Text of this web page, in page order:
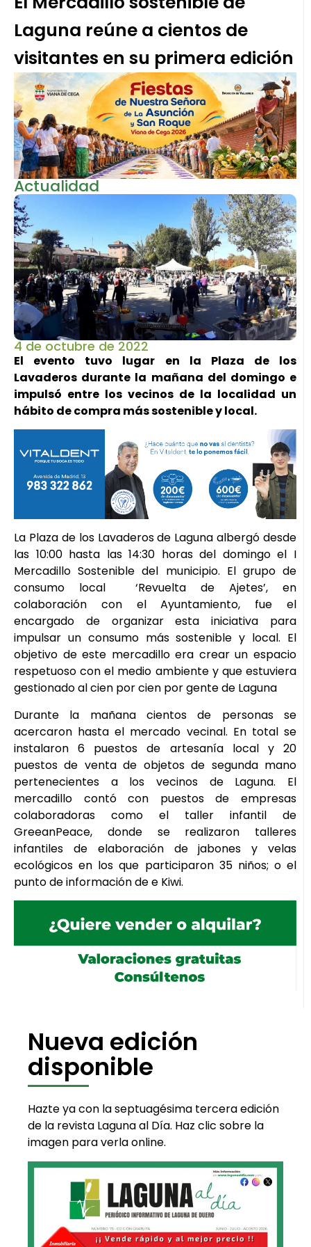
Laguna reúne a cientos de
visitantes en su primera edición
Actualidad
4 de octubre de 2022
El evento tuvo lugar en la Plaza de los
Lavaderos durante la mañana del domingo e
impulsó entre los vecinos de la localidad un
hábito de compra más sostenible y local.
La Plaza de los Lavaderos de Laguna albergó desde
las 10:00 hasta las 14:30 horas del domingo el I
Mercadillo Sostenible del municipio. El grupo de
consumo local ‘Revuelta de Ajetes’, en
colaboración con el Ayuntamiento, fue el
encargado de organizar esta iniciativa para
impulsar un consumo más sostenible y local. El
objetivo de este mercadillo era crear un espacio
respetuoso con el medio ambiente y que estuviera
gestionado al cien por cien por gente de Laguna
Durante la mañana cientos de personas se
acercaron hasta el mercado vecinal. En total se
instalaron 6 puestos de artesanía local y 20
puestos de venta de objetos de segunda mano
pertenecientes a los vecinos de Laguna. El
mercadillo contó con puestos de empresas
colaboradoras como el taller infantil de
GreeanPeace, donde se realizaron talleres
infantiles de elaboración de jabones y velas
ecológicos en los que participaron 35 niños; o el
punto de información de e Kiwi.
Nueva edición
disponible
Hazte ya con la septuagésima tercera edición
de la revista Laguna al Día. Haz clic sobre la
imagen para verla online.